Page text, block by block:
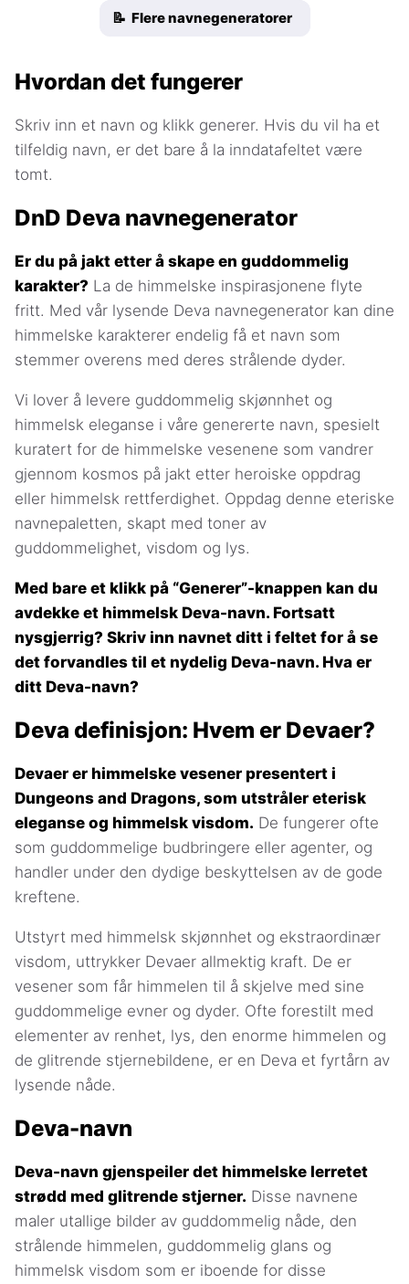
📝 Flere navnegeneratorer
Hvordan det fungerer
Skriv inn et navn og klikk generer. Hvis du vil ha et
tilfeldig navn, er det bare å la inndatafeltet være
tomt.
DnD Deva navnegenerator
Er du på jakt etter å skape en guddommelig
karakter? La de himmelske inspirasjonene flyte
fritt. Med vår lysende Deva navnegenerator kan dine
himmelske karakterer endelig få et navn som
stemmer overens med deres strålende dyder.
Vi lover å levere guddommelig skjønnhet og
himmelsk eleganse i våre genererte navn, spesielt
kuratert for de himmelske vesenene som vandrer
gjennom kosmos på jakt etter heroiske oppdrag
eller himmelsk rettferdighet. Oppdag denne eteriske
navnepaletten, skapt med toner av
guddommelighet, visdom og lys.
Med bare et klikk på “Generer”-knappen kan du
avdekke et himmelsk Deva-navn. Fortsatt
nysgjerrig? Skriv inn navnet ditt i feltet for å se
det forvandles til et nydelig Deva-navn. Hva er
ditt Deva-navn?
Deva definisjon: Hvem er Devaer?
Devaer er himmelske vesener presentert i
Dungeons and Dragons, som utstråler eterisk
eleganse og himmelsk visdom. De fungerer ofte
som guddommelige budbringere eller agenter, og
handler under den dydige beskyttelsen av de gode
kreftene.
Utstyrt med himmelsk skjønnhet og ekstraordinær
visdom, uttrykker Devaer allmektig kraft. De er
vesener som får himmelen til å skjelve med sine
guddommelige evner og dyder. Ofte forestilt med
elementer av renhet, lys, den enorme himmelen og
de glitrende stjernebildene, er en Deva et fyrtårn av
lysende nåde.
Deva-navn
Deva-navn gjenspeiler det himmelske lerretet
strødd med glitrende stjerner. Disse navnene
maler utallige bilder av guddommelig nåde, den
strålende himmelen, guddommelig glans og
himmelsk visdom som er iboende for disse